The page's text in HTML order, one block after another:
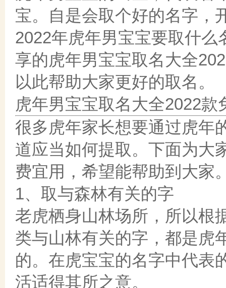
宝。自是会取个好的名字，
2022年虎年男宝宝要取什
享的虎年男宝宝取名大全
以此帮助大家更好的取名。
虎年男宝宝取名大全2022款
很多虎年家长想要通过虎年
道应当如何提取。下面为大
费宜用，希望能帮助到大家
1、取与森林有关的字
老虎栖身山林场所，所以根
类与山林有关的字，都是虎
的。在虎宝宝的名字中代表
活适得其所之意。